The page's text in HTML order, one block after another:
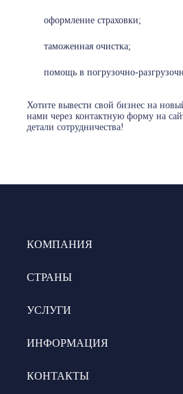
оформление страховки;
таможенная очистка;
помощь в погрузочно-
Хотите вывести свой бизнес на
нами через контактную форму на
детали сотрудничества!
КОМПАНИЯ
СТРАНЫ
УСЛУГИ
ИНФОРМАЦИЯ
КОНТАКТЫ